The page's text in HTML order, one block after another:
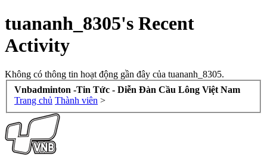
tuananh_8305's Recent
Activity
Không có thông tin hoạt động gần đây của tuananh_8305.
Vnbadminton -Tin Tức - Diễn Đàn Cầu Lông Việt Nam
Trang chủ Thành viên >